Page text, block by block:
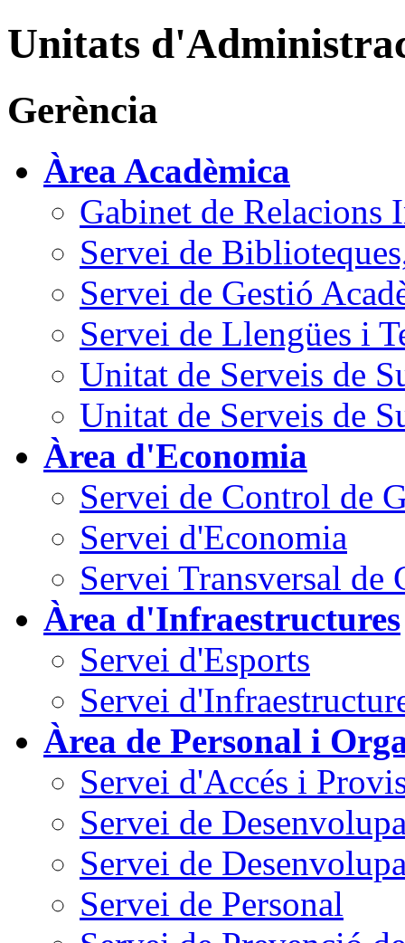
Unitats
Gerència
Àrea Acadèmica
Gabinet de Relacions
Servei de
Servei de Gestió
Servei de Llengües i
Unitat de Serveis de
Unitat de Serveis de
Àrea d'Economia
Servei de Control de
Servei d'Economia
Servei Transversal de
Àrea d'Infraestructures
Servei d'Esports
Servei
Àrea de Personal i
Servei d'Accés i
Servei de
Servei de
Servei de Personal